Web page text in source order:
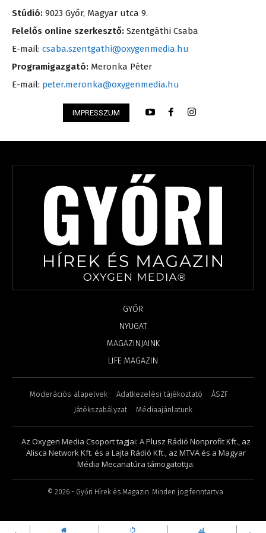
Stúdió: 9023 Győr, Magyar utca 9.
Felelős online szerkesztő: Szentgáthi Csaba
E-mail: csaba.szentgathi@oxygenmedia.hu
Programigazgató: Meronka Péter
E-mail: peter.meronka@oxygenmedia.hu
IMPRESSZUM
GYŐR
NYUGAT
MAGAZINJAINK
LIFE MAGAZIN
Moderációs alapelvek Adatkezelési tájékoztató
ÁSZF
Játékszabályzat
Médiaajánlatunk
Az Oxygen Media Csoport tagjai: A Plusz Rádió Nonprofit Kft., az
Alisca Network Kft. és a Lajta Rádió Kft., az MTVA és a Magyar
Média Mecanatúra támogatottja.
© 2026 - Győri Hírek és Magazin. Minden jog fenntartva.